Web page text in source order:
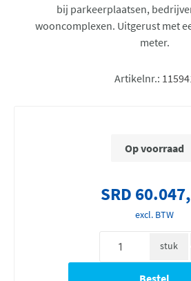
bij parkeerplaatsen,
wooncomplexen. Uitgerust met
meter.
Artikelnr.:
Op voorraad
SRD
excl. BTW
stuk